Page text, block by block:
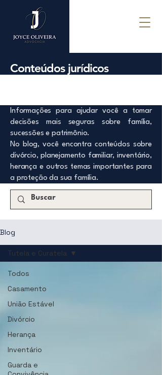
Conteúdos jurídicos
Informações para ajudar você a tomar
decisões mais seguras sobre família,
sucessões e patrimônio.
No blog, você encontra conteúdos sobre
divórcio, planejamento familiar, inventário,
herança e outros temas importantes para
a proteção da sua família.
Blog
Todos
Casamento
União Estável
Divórcio
Herança
Inventário
Guarda e
Tutela e Curatela